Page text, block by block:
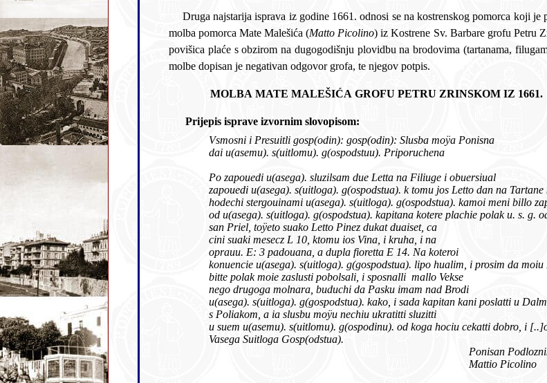
Druga najstarija isprava iz godine 1661. odnosi se na kostrenskog pomorca koji je plovio na brodovima grofa Petra Zrinskoga. To je
molba pomorca Mate Malešića (
Matto Picolino) iz Kostrene Sv. Barbare grofu Petru Zrinskom, od
povišica plaće s obzirom na dugogodišnju plovidbu na brodovima (tartanama, filugama i pulakama) grofa Petra Zrinskog. Na poleđini
molbe dopisan je negativan odgovor grofa, te njegov potpis.
MOLBA MATE MALEŠIĆA GROFU PETRU ZRINSKOM IZ 1661.
Prijepis isprave izvornim slovopisom:
Vsmosni i Presuitli gosp(odin): gosp(odin): Slusba moÿa Ponisna
dai u(asemu). s(uitlomu). g(ospodstuu). Priporuchena
Po zapouedi u(asega). sluzilsam due Letta na Filiuge i obuersiual
hodechi
od
san Priel, toÿeto suako Letto Pinez dukat duaiset, ca
cini suaki mesecz L 10, ktomu ios Vina, i kruha, i na
oprauu. E: 3 padouana, a dupla fioretta E 14. Na koteroi
bitte polak moie zaslusti pobolsali, i sposnalli mallo Vekse
nego drugoga molnara, buduchi da Pasku imam nad Brodi
u(asega). s(uitloga). g(gospodstua). kako,
s Poliakom, a ia slusbu moÿu nechiu ukratitti sluzitti
u suem
Vasega Suitloga Gosp(odstua).
Ponisan
Mattio Picolino